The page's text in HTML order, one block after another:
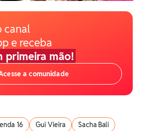
canal
e receba
primeira mão!
a comunidade
16 Gui Vieira
Sacha Bali